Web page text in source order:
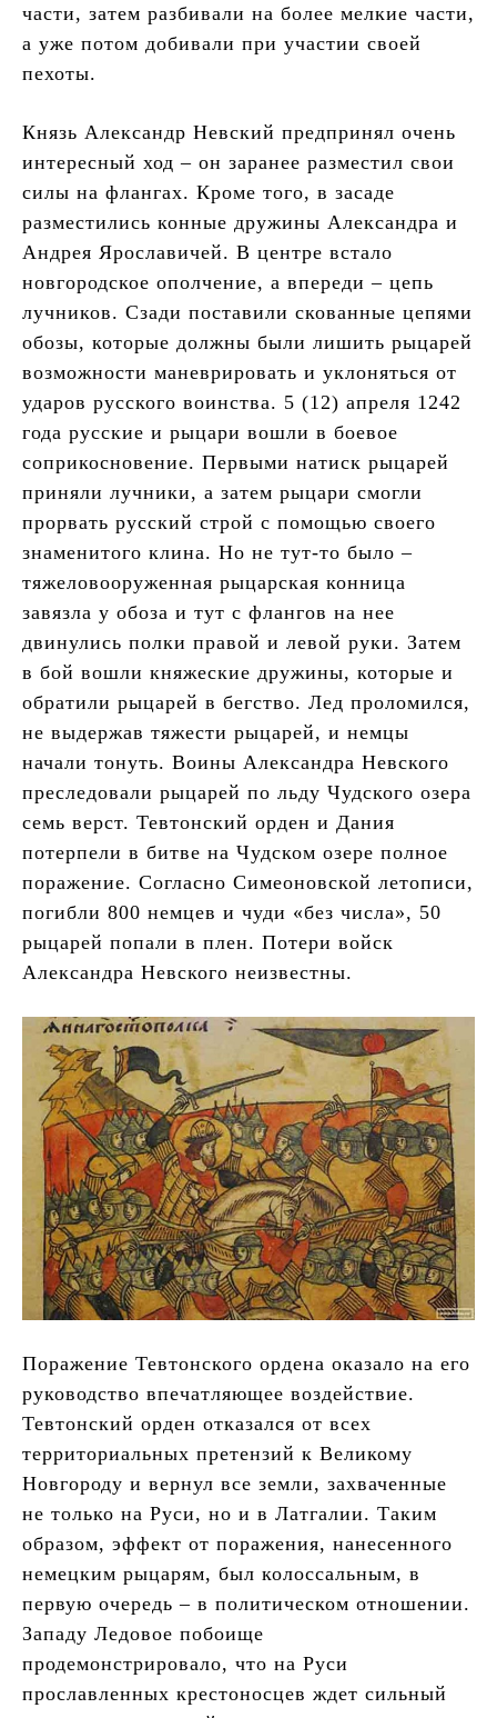
части, затем разбивали на более мелкие части,
а уже потом добивали при участии своей
пехоты.
Князь Александр Невский предпринял очень
интересный ход – он заранее разместил свои
силы на флангах. Кроме того, в засаде
разместились конные дружины Александра и
Андрея Ярославичей. В центре встало
новгородское ополчение, а впереди – цепь
лучников. Сзади поставили скованные цепями
обозы, которые должны были лишить рыцарей
возможности маневрировать и уклоняться от
ударов русского воинства. 5 (12) апреля 1242
года русские и рыцари вошли в боевое
соприкосновение. Первыми натиск рыцарей
приняли лучники, а затем рыцари смогли
прорвать русский строй с помощью своего
знаменитого клина. Но не тут-то было –
тяжеловооруженная рыцарская конница
завязла у обоза и тут с флангов на нее
двинулись полки правой и левой руки. Затем
в бой вошли княжеские дружины, которые и
обратили рыцарей в бегство. Лед проломился,
не выдержав тяжести рыцарей, и немцы
начали тонуть. Воины Александра Невского
преследовали рыцарей по льду Чудского озера
семь верст. Тевтонский орден и Дания
потерпели в битве на Чудском озере полное
поражение. Согласно Симеоновской летописи,
погибли 800 немцев и чуди «без числа», 50
рыцарей попали в плен. Потери войск
Александра Невского неизвестны.
Поражение Тевтонского ордена оказало на его
руководство впечатляющее воздействие.
Тевтонский орден отказался от всех
территориальных претензий к Великому
Новгороду и вернул все земли, захваченные
не только на Руси, но и в Латгалии. Таким
образом, эффект от поражения, нанесенного
немецким рыцарям, был колоссальным, в
первую очередь – в политическом отношении.
Западу Ледовое побоище
продемонстрировало, что на Руси
прославленных крестоносцев ждет сильный